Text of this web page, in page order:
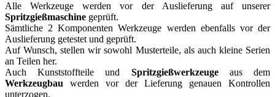
Alle Werkzeuge werden vor der Auslieferung auf unserer
Spritzgießmaschine geprüft.
Sämtliche 2 Komponenten Werkzeuge werden ebenfalls vor der
Auslieferung getestet und geprüft.
Auf Wunsch, stellen wir sowohl Musterteile, als auch kleine Serien
an Teilen her.
Auch Kunststoffteile und Spritzgießwerkzeugeaus dem
Werkzeugbau werden vor der Lieferung genauen Kontrollen
unterzogen.